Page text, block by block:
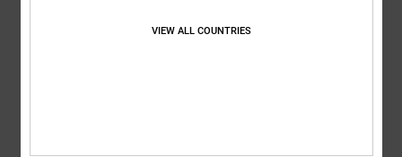
Rapporto qualità-prezzo: 4/5 Taglia
VIEW ALL COUNTRIES